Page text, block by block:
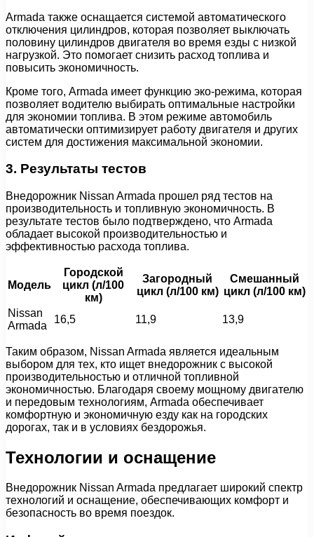
Armada также оснащается системой автоматического
отключения цилиндров, которая позволяет выключать
половину цилиндров двигателя во время езды с низкой
нагрузкой. Это помогает снизить расход топлива и
повысить экономичность.
Кроме того, Armada имеет функцию эко-режима, которая
позволяет водителю выбирать оптимальные настройки
для экономии топлива. В этом режиме автомобиль
автоматически оптимизирует работу двигателя и других
систем для достижения максимальной экономии.
3. Результаты тестов
Внедорожник Nissan Armada прошел ряд тестов на
производительность и топливную экономичность. В
результате тестов было подтверждено, что Armada
обладает высокой производительностью и
эффективностью расхода топлива.
Модель
Городской
цикл (л/100
км)
Загородный
цикл (л/100 км)
Смешанный
цикл (л/100 км)
Nissan
Armada
16,5 11,9 13,9
Таким образом, Nissan Armada является идеальным
выбором для тех, кто ищет внедорожник с высокой
производительностью и отличной топливной
экономичностью. Благодаря своему мощному двигателю
и передовым технологиям, Armada обеспечивает
комфортную и экономичную езду как на городских
дорогах, так и в условиях бездорожья.
Технологии и оснащение
Внедорожник Nissan Armada предлагает широкий спектр
технологий и оснащение, обеспечивающих комфорт и
безопасность во время поездок.